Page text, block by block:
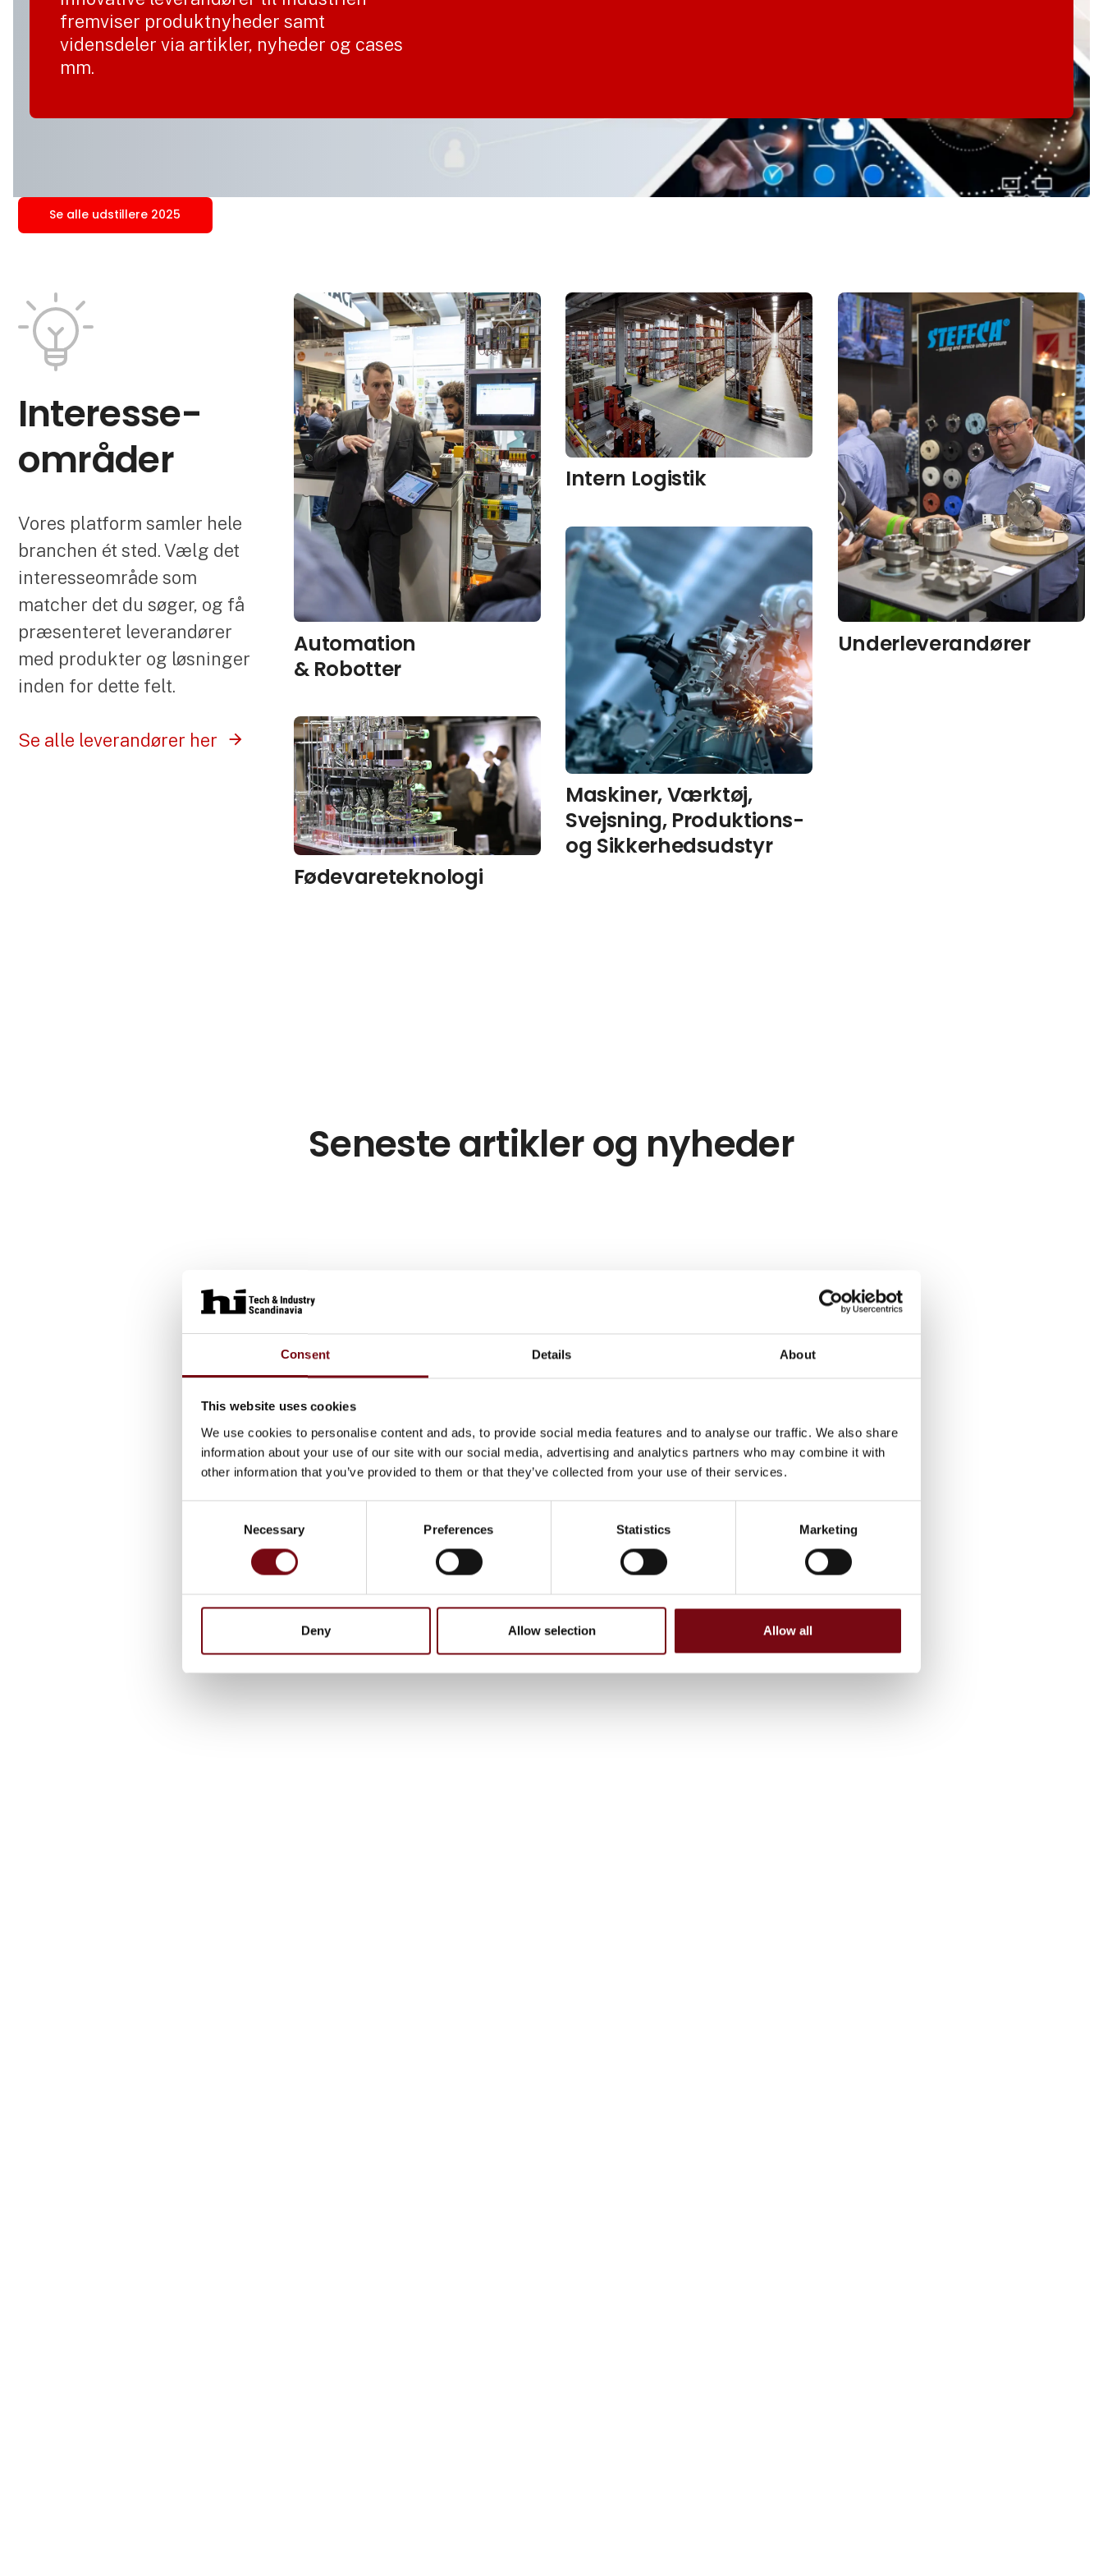
Consent Details About
This website uses cookies
We use cookies to personalise content and ads, to provide social media features and to analyse our traffic. We also share
information about your use of our site with our social media, advertising and analytics partners who may combine it with
other information that you’ve provided to them or that they’ve collected from your use of their services.
Necessary Preferences Statistics Marketing
Deny Allow selection Allow all
fremviser produktnyheder samt
vidensdeler via artikler, nyheder og cases
mm.
Se alle udstillere 2025
Interesse­
områder
Vores platform samler hele
branchen ét sted. Vælg det
interesseområde som
matcher det du søger, og få
præsenteret leverandører
med produkter og løsninger
inden for dette felt.
Se alle leverandører her
Automation
& Robotter
Fødevareteknologi
Intern Logistik
Maskiner, Værktøj,
Svejsning, Produktions-
og Sikkerhedsudstyr
Underleverandører
Seneste artikler og nyheder